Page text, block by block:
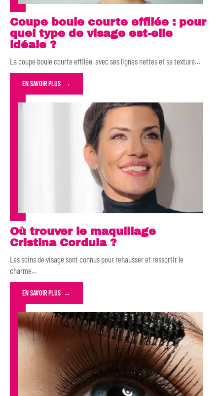
Coupe boule courte effilée : pour
quel type de visage est-elle
idéale ?
La coupe boule courte effilée, avec ses lignes nettes et sa texture…
EN SAVOIR PLUS
Où trouver le maquillage
Cristina Cordula ?
Les soins de visage sont connus pour rehausser et ressortir le
charme…
EN SAVOIR PLUS